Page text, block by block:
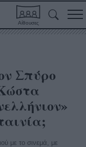
Αίθουσες
Σπύρο
με το σινεμά, με